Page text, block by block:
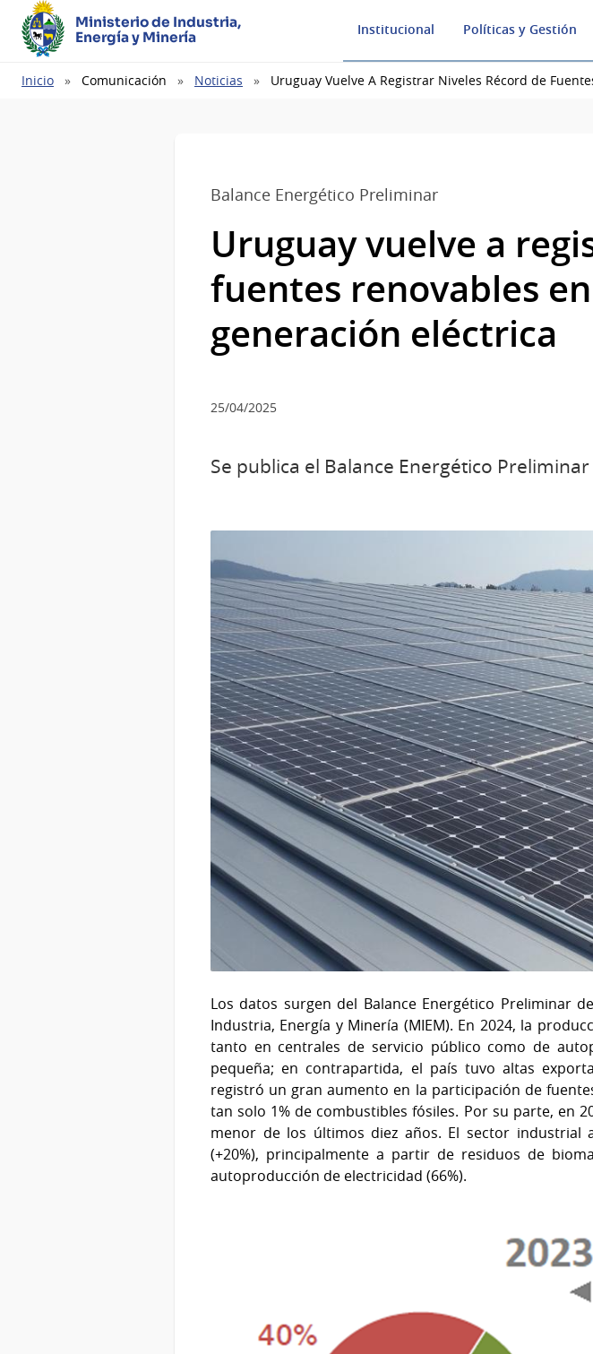
Ministerio de Industria,
Energía y Minería
Institucional Políticas y Gestión
Ruta
Inicio Comunicación Noticias Uruguay Vuelve A Registrar Niveles Récord de
Balance Energético Preliminar
Uruguay vuelve a
fuentes renovables
generación eléctrica
25/04/2025
Se publica el Balance Energético
Los datos surgen del Balance Energético Preliminar
Industria, Energía y Minería (MIEM). En 2024, la
tanto en centrales de servicio público como de
pequeña; en contrapartida, el país tuvo altas
registró un gran aumento en la participación de
tan solo 1% de combustibles fósiles. Por su parte, en
menor de los últimos diez años. El sector industrial
(+20%), principalmente a partir de residuos de
autoproducción de electricidad (66%).